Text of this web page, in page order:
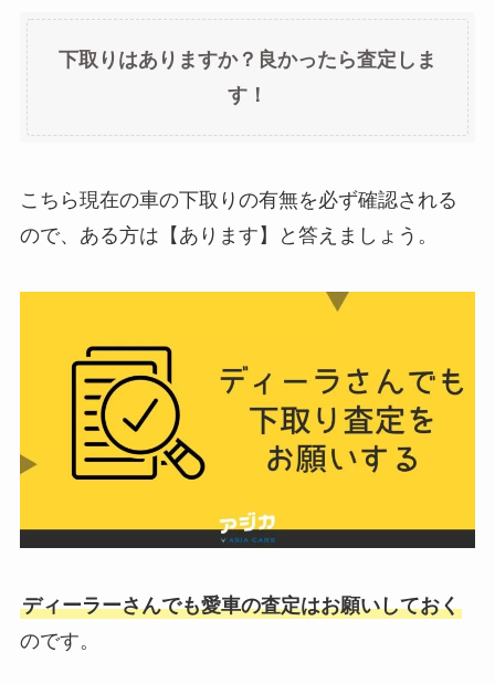
下取りはありますか？良かったら査定しま
す！
こちら現在の車の下取りの有無を必ず確認される
ので、ある方は【あります】と答えましょう。
ディーラーさんでも愛車の査定はお願いしておく
のです。